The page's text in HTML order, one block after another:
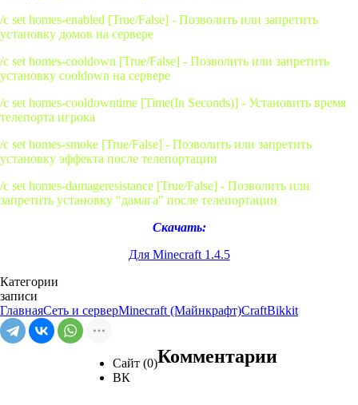
/c set homes-enabled [True/False] - Позволить или запретить
установку домов на сервере
/c set homes-cooldown [True/False] - Позволить или запретить
установку cooldown на сервере
/c set homes-cooldowntime [Time(In Seconds)] - Установить время
телепорта игрока
/c set homes-smoke [True/False] - Позволить или запретить
установку эффекта после телепортации
/c set homes-damageresistance [True/False] - Позволить или
запретить установку "дамага" после телепортации
Скачать:
Для Minecraft 1.4.5
Категории
записи
ГлавнаяСеть и серверMinecraft (Майнкрафт)CraftBikkit
Сайт (0)
ВК
Комментарии